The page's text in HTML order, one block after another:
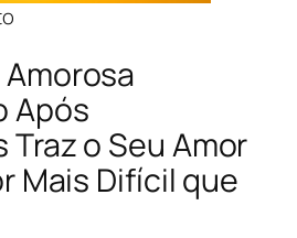
Após
o Seu Amor
Mais Difícil que